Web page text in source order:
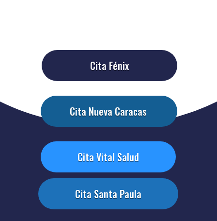
Cita Fénix
Cita Nueva Caracas
Cita Vital Salud
Cita Santa Paula